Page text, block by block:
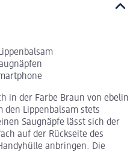
in der Farbe Braun von ebelin
den Lippenbalsam stets
Saugnäpfe lässt sich der
auf der Rückseite des
anbringen. Die